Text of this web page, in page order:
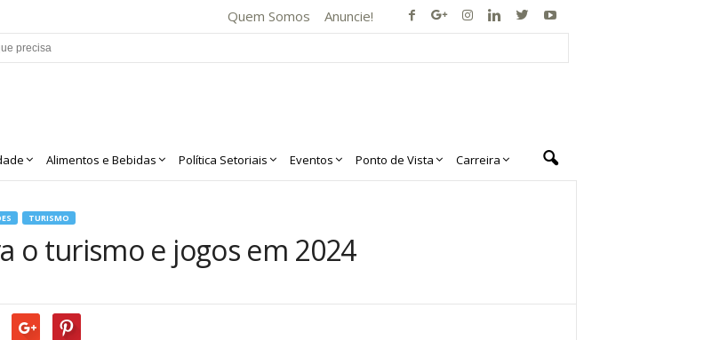
Quem Somos Anuncie!
Alimentos e Bebidas Política Setoriais Eventos Ponto de Vista Carreira
TURISMO
o turismo e jogos em 2024